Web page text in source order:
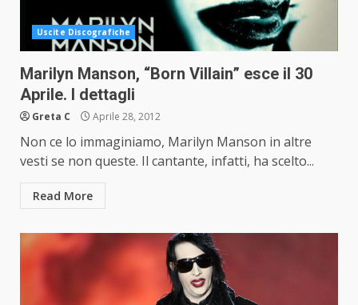
Uscite Discografiche
Marilyn Manson, “Born Villain” esce il 30
Aprile. I dettagli
Greta C Aprile 28, 2012
Non ce lo immaginiamo, Marilyn Manson in altre
vesti se non queste. Il cantante, infatti, ha scelto...
Read More